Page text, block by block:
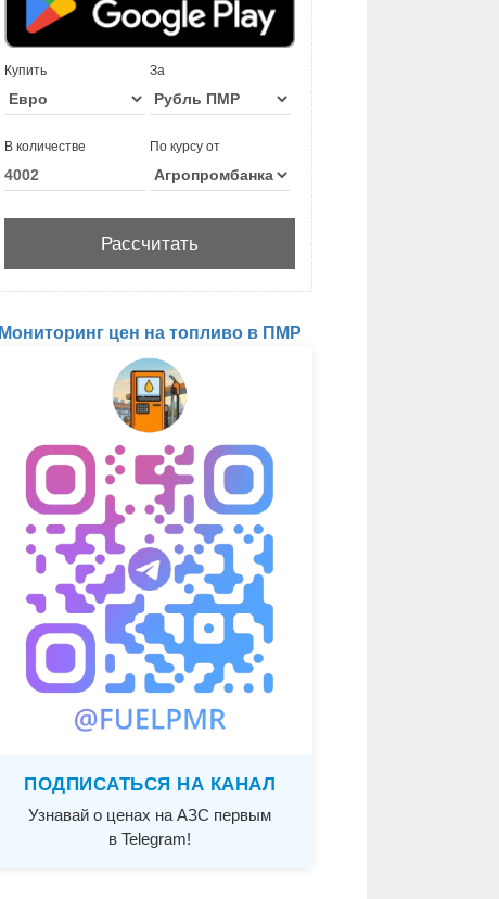
Купить За
В количестве По курсу от
Мониторинг цен на топливо в ПМР
ПОДПИСАТЬСЯ НА КАНАЛ
Узнавай о ценах на АЗС первым
в Telegram!